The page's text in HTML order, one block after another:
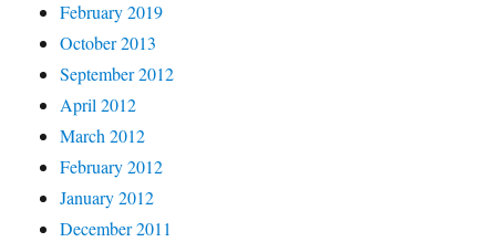
February 2019
October 2013
September 2012
April 2012
March 2012
February 2012
January 2012
December 2011